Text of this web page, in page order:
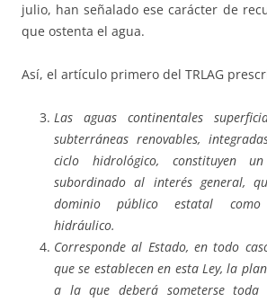
julio, han señalado ese carácter de
que ostenta el agua.
Así, el artículo primero del TRLAG
Las aguas continentales
subterráneas renovables,
ciclo hidrológico, constituyen
subordinado al interés general,
dominio público estatal
hidráulico.
Corresponde al Estado, en todo
que se establecen en esta Ley, la
a la que deberá someterse toda